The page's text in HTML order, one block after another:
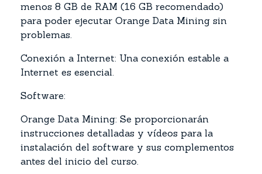
menos 8 GB de RAM (16 GB recomendado)
para poder ejecutar Orange Data Mining sin
problemas.
Conexión a Internet: Una conexión estable a
Internet es esencial.
Software:
Orange Data Mining: Se proporcionarán
instrucciones detalladas y vídeos para la
instalación del software y sus complementos
antes del inicio del curso.